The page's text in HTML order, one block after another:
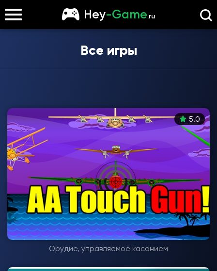
Hey-Game.ru
Все игры
5.0
Орудие, управляемое касанием